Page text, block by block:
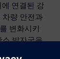
연결된 강
차량 안전과
변화시키
소 발자국을
결하여 자